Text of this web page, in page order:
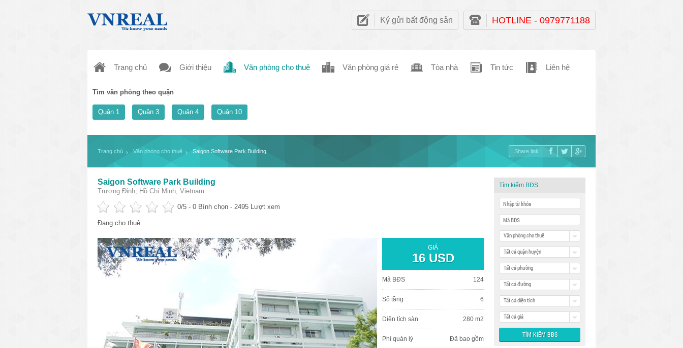
Ký gửi bất động sản HOTLINE - 0979771188
Trang chủ Giới thiệu Văn phòng cho thuê Văn phòng giá rẻ Tòa nhà Tin tức Liên hệ
Tìm văn phòng theo quận
Quận 1 Quận 3 Quận 4 Quận 10
Trang chủ Văn phòng cho thuê Saigon Software Park​ Building Share link
Saigon Software Park​ Building
Trương Định, Hồ Chí Minh, Vietnam
0/5 - 0 Bình chọn - 2495 Lượt xem
Đang cho thuê
GIÁ
16 USD
Mã BĐS 124
Số tầng 6
Diện tích sàn 280 m2
Phí quản lý Đã bao gồm
Tìm kiếm BĐS
Văn phòng cho thuê
Tất cả quận huyện
Tất cả phường
Tất cả đường
Tất cả diện tích
Tất cả giá
văn phòng cho thuê quận 3